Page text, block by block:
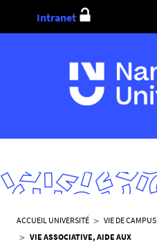
Intranet
V
o
ACCUEIL UNIVERSITÉ
VIE DE CAMPUS
VIE ASSOCIATIVE, AIDE AUX